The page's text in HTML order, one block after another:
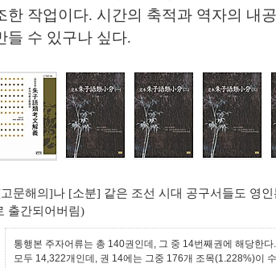
한 작업이다. 시간의 축적과 역자의 내
들 수 있구나 싶다.
문해의]나 [소분] 같은 조선 시대 공구서들도 영
출간되어버림)
통행본 주자어류는 총 140권인데, 그 중 14번째권에 해당한
모두 14,322개인데, 권 14에는 그중 176개 조목(1.228%)이